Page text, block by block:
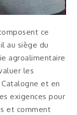
ce
au siège du
agroalimentaire
les
et en
exigences pour
et comment